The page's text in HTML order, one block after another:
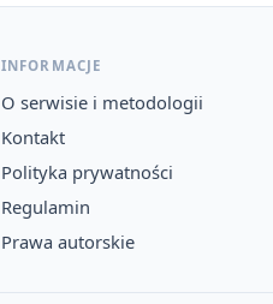
INFORMACJE
O serwisie i metodologii
Kontakt
Polityka prywatności
Regulamin
Prawa autorskie